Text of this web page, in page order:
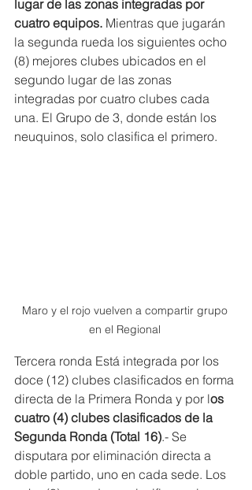
lugar de las zonas integradas por
cuatro equipos. Mientras que jugarán
la segunda rueda los siguientes ocho
(8) mejores clubes ubicados en el
segundo lugar de las zonas
integradas por cuatro clubes cada
una. El Grupo de 3, donde están los
neuquinos, solo clasifica el primero.
Maro y el rojo vuelven a compartir grupo
en el Regional
Tercera ronda Está integrada por los
doce (12) clubes clasificados en forma
directa de la Primera Ronda y por los
cuatro (4) clubes clasificados de la
Segunda Ronda (Total 16).- Se
disputara por eliminación directa a
doble partido, uno en cada sede. Los